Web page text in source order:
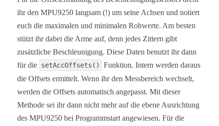
ihr den MPU9250 langsam (!) um seine Achsen und notiert
euch die maximalen und minimalen Rohwerte. Am besten
stützt ihr dabei die Arme auf, denn jedes Zittern gibt
zusätzliche Beschleunigung. Diese Daten benutzt ihr dann
für die setAccOffsets()
Funktion. Intern werden daraus
die Offsets ermittelt. Wenn ihr den Messbereich wechselt,
werden die Offsets automatisch angepasst. Mit dieser
Methode sei ihr dann nicht mehr auf die ebene Ausrichtung
des MPU9250 bei Programmstart angewiesen. Für die